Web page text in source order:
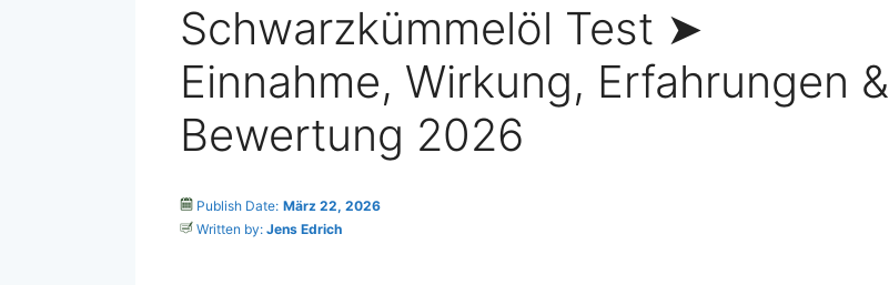
Schwarzkümmelöl Test ➤
Einnahme, Wirkung, Erfahrungen &
Bewertung 2026
Publish Date: März 22, 2026
Written by: Jens Edrich